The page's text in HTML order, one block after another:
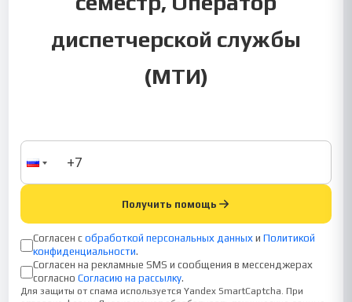
диспетчерской службы
(МТИ)
Получить помощь
Согласен с обработкой персональных данных и Политикой
конфиденциальности.
Согласен на рекламные SMS и сообщения в мессенджерах
согласно Согласию на рассылку.
Для защиты от спама используется Yandex SmartCaptcha. При